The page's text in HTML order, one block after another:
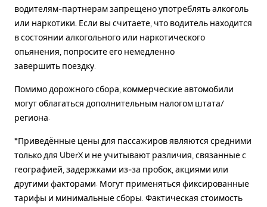
водителям-партнерам запрещено употреблять алкоголь
или наркотики. Если вы считаете, что водитель находится
в состоянии алкогольного или наркотического
опьянения, попросите его немедленно
завершить поездку.
Помимо дорожного сбора, коммерческие автомобили
могут облагаться дополнительным налогом штата/
региона.
*Приведённые цены для пассажиров являются средними
только для UberX и не учитывают различия, связанные с
географией, задержками из-за пробок, акциями или
другими факторами. Могут применяться фиксированные
тарифы и минимальные сборы. Фактическая стоимость